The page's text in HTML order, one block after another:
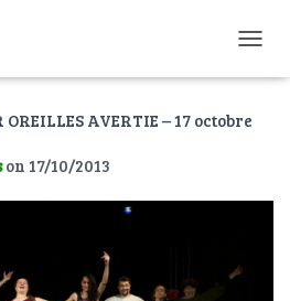
U
R
F
OREILLES AVERTIE – 17 octobre
on 17/10/2013